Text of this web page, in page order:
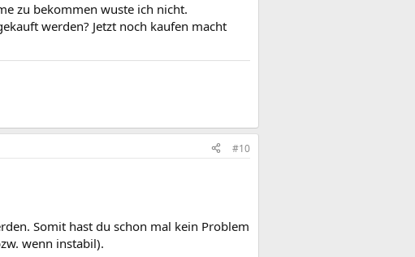
zu bekommen wuste ich nicht.
werden? Jetzt noch kaufen macht
#10
Somit hast du schon mal kein Problem
wenn instabil).